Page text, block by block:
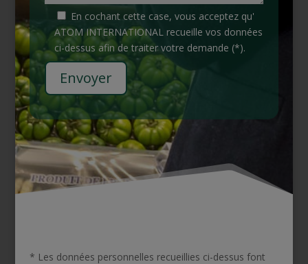
En cochant cette case, vous acceptez qu'
ATOM INTERNATIONAL recueille vos données
ci-dessus afin de traiter votre demande (*).
* Les données personnelles recueillies ci-dessus font